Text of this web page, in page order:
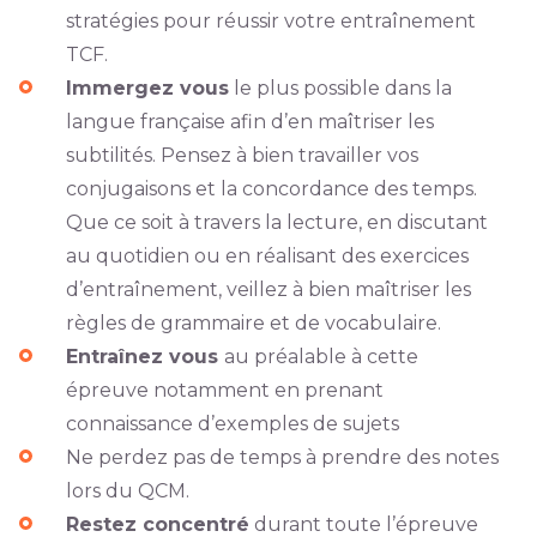
stratégies pour réussir votre entraînement
TCF.
Immergez vousle plus possible dans la
langue française afin d’en maîtriser les
subtilités. Pensez à bien travailler vos
conjugaisons et la concordance des temps.
Que ce soit à travers la lecture, en discutant
au quotidien ou en réalisant des exercices
d’entraînement, veillez à bien maîtriser les
règles de grammaire et de vocabulaire.
Entraînez vous au préalable à cette
épreuve notamment en prenant
connaissance d’exemples de sujets
Ne perdez pas de temps à prendre des notes
lors du QCM.
Restez concentré durant toute l’épreuve